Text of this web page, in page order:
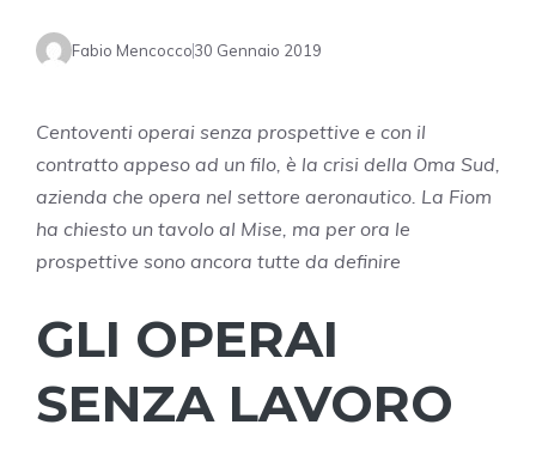
Fabio Mencocco30 Gennaio 2019
Centoventi operai senza prospettive e con il
contratto appeso ad un filo, è la crisi della Oma Sud,
azienda che opera nel settore aeronautico. La Fiom
ha chiesto un tavolo al Mise, ma per ora le
prospettive sono ancora tutte da definire
GLI OPERAI
SENZA LAVORO